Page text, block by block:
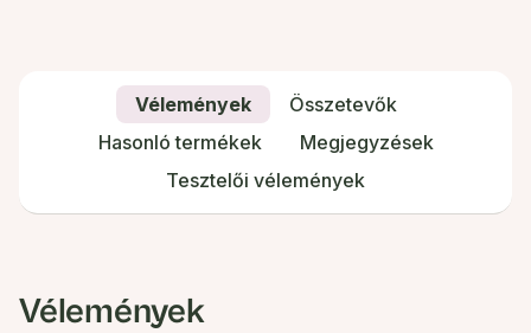
Vélemények
Összetevők
Hasonló termékek
Megjegyzések
Tesztelői vélemények
Vélemények